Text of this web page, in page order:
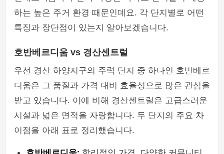
하는 높은 주거 환경 때문인데요. 각 단지별로 어떤
특징과 장단점이 있는지 알아보겠습니다.
호반베르디움 vs 경산센트럴
우선 경산 하양지구의 주력 단지 중 하나인 호반베르
디움은 그 품질과 가격 대비 효율성으로 많은 관심을
받고 있습니다. 이에 비해 경산센트럴은 고급스러운
시설과 넓은 면적을 자랑합니다. 두 단지의 주요 차
이점을 아래 표로 정리했습니다.